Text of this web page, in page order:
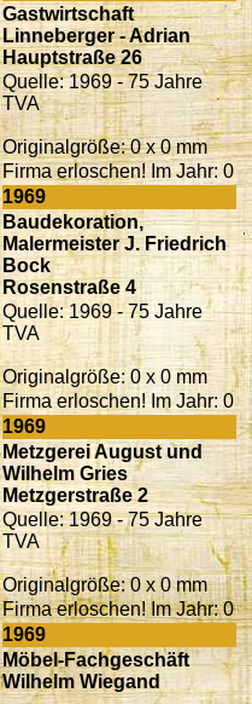
Gastwirtschaft
Linneberger - Adrian
Hauptstraße 26
Quelle: 1969 - 75 Jahre
TVA
Originalgröße: 0 x 0 mm
Firma erloschen! Im Jahr: 0
1969
Baudekoration,
Malermeister J. Friedrich
Bock
Rosenstraße 4
Quelle: 1969 - 75 Jahre
TVA
Originalgröße: 0 x 0 mm
Firma erloschen! Im Jahr: 0
1969
Metzgerei August und
Wilhelm Gries
Metzgerstraße 2
Quelle: 1969 - 75 Jahre
TVA
Originalgröße: 0 x 0 mm
Firma erloschen! Im Jahr: 0
1969
Möbel-Fachgeschäft
Wilhelm Wiegand